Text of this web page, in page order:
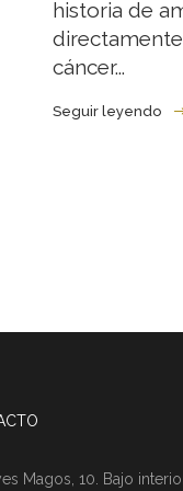
historia de
cáncer...
Seguir leyendo
Magos, 10. Bajo